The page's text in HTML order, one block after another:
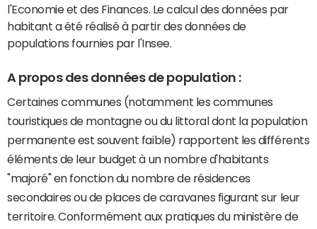
l'Economie et des Finances. Le calcul des données par
habitant a été réalisé à partir des données de
populations fournies par l'Insee.
A propos des données de population :
Certaines communes (notamment les communes
touristiques de montagne ou du littoral dont la population
permanente est souvent faible) rapportent les différents
éléments de leur budget à un nombre d'habitants
"majoré" en fonction du nombre de résidences
secondaires ou de places de caravanes figurant sur leur
territoire. Conformément aux pratiques du ministère de